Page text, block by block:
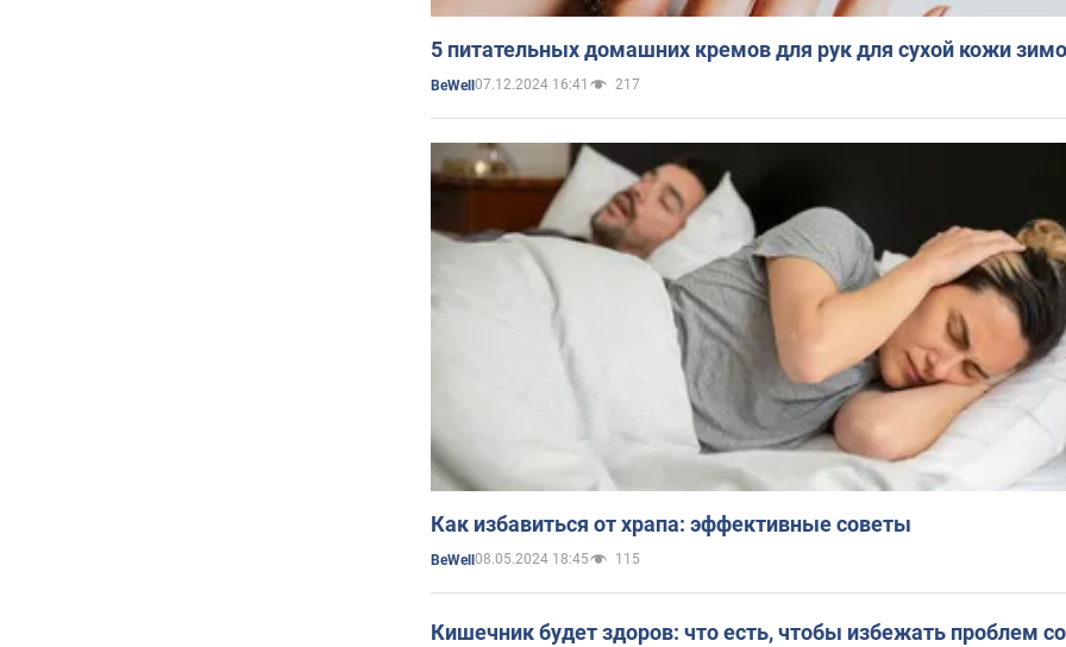
5 питательных домашних кремов для рук для сухой кожи
BeWell07.12.2024 16:41 217
Как избавиться от храпа: эффективные советы
BeWell08.05.2024 18:45 115
Кишечник будет здоров: что есть, чтобы избежать проблем со